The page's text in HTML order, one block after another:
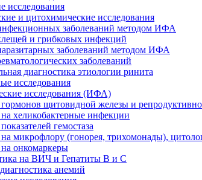
исследования
и цитохимические исследования
заболеваний методом ИФА
и грибковых инфекций
заболеваний методом ИФА
заболеваний
диагностика этиологии ринита
исследования
исследования (ИФА)
гормонов щитовидной железы и
хеликобактерные инфекции
гемостаза
микрофлору (гонорея, трихомонады),
онкомаркеры
на ВИЧ и Гепатиты B и C
анемий